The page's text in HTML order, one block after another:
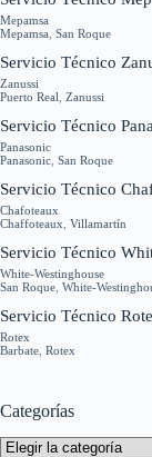
Mepamsa
Mepamsa San Roque
Servicio Técnico
Zanussi
Puerto Real Zanussi
Servicio Técnico
Panasonic
Panasonic San Roque
Servicio Técnico
Chafoteaux
Chaffoteaux Villamartín
Servicio Técnico
White-Westinghouse
San Roque White-
Servicio Técnico
Rotex
Barbate Rotex
Categorías
Categorías